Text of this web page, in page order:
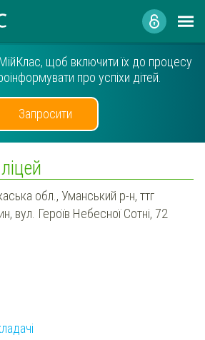
МійКлас, щоб включити їх до процесу
про успіхи дітей.
Запросити
обл., Уманський р-н, ттг
вул. Героїв Небесної Сотні, 72